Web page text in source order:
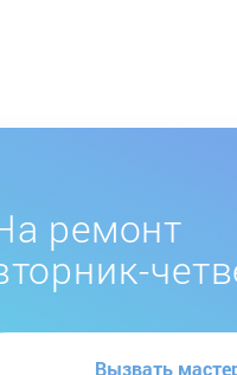
ремонт
Вызвать